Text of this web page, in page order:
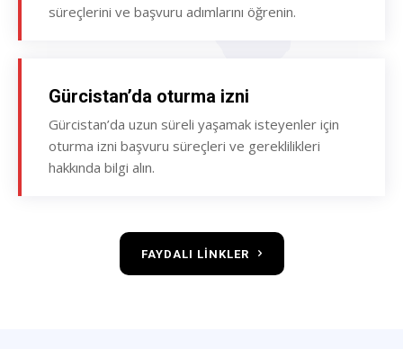
süreçlerini ve başvuru adımlarını öğrenin.
Gürcistan’da oturma izni
Gürcistan’da uzun süreli yaşamak isteyenler için
oturma izni başvuru süreçleri ve gereklilikleri
hakkında bilgi alın.
FAYDALI LINKLER